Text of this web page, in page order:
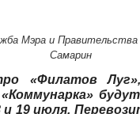
Мэра и Правительства
Самарин
«Филатов
и 19 июля.